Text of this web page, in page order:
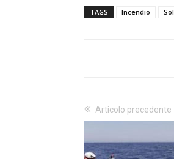
TAGS Incendio
Articolo precedente